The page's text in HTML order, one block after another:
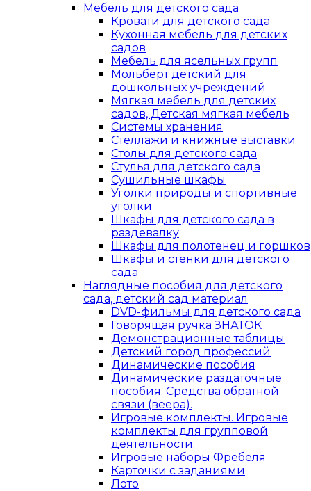
Мебель для детского сада
Кровати для детского сада
Кухонная мебель для детских
садов
Мебель для ясельных групп
Мольберт детский для
дошкольных учреждений
Мягкая мебель для детских
садов, Детская мягкая мебель
Системы хранения
Стеллажи и книжные выставки
Столы для детского сада
Стулья для детского сада
Сушильные шкафы
Уголки природы и спортивные
уголки
Шкафы для детского сада в
раздевалку
Шкафы для полотенец и горшков
Шкафы и стенки для детского
сада
Наглядные пособия для детского
сада, детский сад материал
DVD-фильмы для детского сада
Говорящая ручка ЗНАТОК
Демонстрационные таблицы
Детский город профессий
Динамические пособия
Динамические раздаточные
пособия. Средства обратной
связи (веера).
Игровые комплекты. Игровые
комплекты для групповой
деятельности.
Игровые наборы Фребеля
Карточки с заданиями
Лото